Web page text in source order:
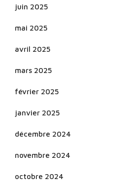
juin 2025
mai 2025
avril 2025
mars 2025
février 2025
janvier 2025
décembre 2024
novembre 2024
octobre 2024